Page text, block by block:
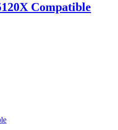
Compatible